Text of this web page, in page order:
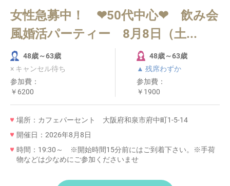
女性急募中！ ❤50代中心❤ 飲み会
風婚活パーティー 8月8日（土...
48歳～63歳
× キャンセル待ち
参加費：
￥6200
48歳～63歳
▲ 残席わずか
参加費：
￥1900
場所：カフェパーセント 大阪府和泉市府中町1-5-14
開催日：2026年8月8日
時間：19:30～ ※開始時間15分前にはご到着下さい。※手荷
物などは少なめにご参加くださいませ